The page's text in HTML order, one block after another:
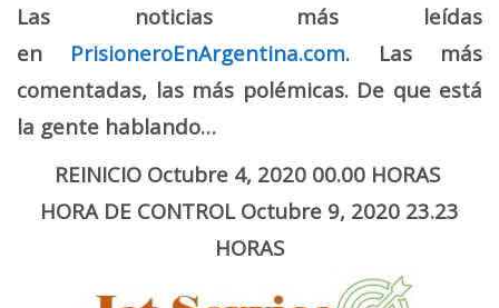
Las noticias más leídas
en PrisioneroEnArgentina.com. Las más
comentadas, las más polémicas. De que está
la gente hablando…
REINICIO Octubre 4, 2020 00.00 HORAS
HORA DE CONTROL Octubre 9, 2020 23.23
HORAS